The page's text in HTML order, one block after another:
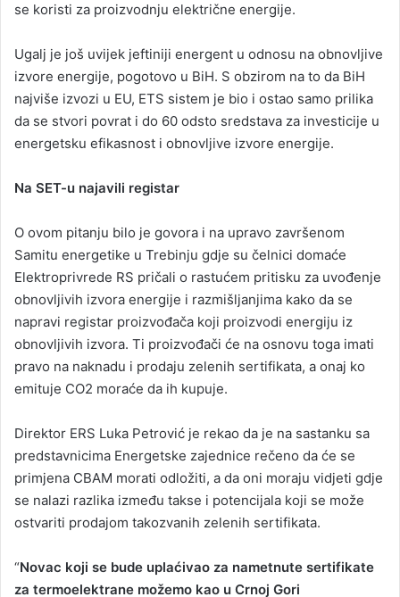
se koristi za proizvodnju električne energije.
Ugalj je još uvijek jeftiniji energent u odnosu na obnovljive
izvore energije, pogotovo u BiH. S obzirom na to da BiH
najviše izvozi u EU, ETS sistem je bio i ostao samo prilika
da se stvori povrat i do 60 odsto sredstava za investicije u
energetsku efikasnost i obnovljive izvore energije.
Na SET-u najavili registar
O ovom pitanju bilo je govora i na upravo završenom
Samitu energetike u Trebinju gdje su čelnici domaće
Elektroprivrede RS pričali o rastućem pritisku za uvođenje
obnovljivih izvora energije i razmišljanjima kako da se
napravi registar proizvođača koji proizvodi energiju iz
obnovljivih izvora. Ti proizvođači će na osnovu toga imati
pravo na naknadu i prodaju zelenih sertifikata, a onaj ko
emituje CO2 moraće da ih kupuje.
Direktor ERS Luka Petrović je rekao da je na sastanku sa
predstavnicima Energetske zajednice rečeno da će se
primjena CBAM morati odložiti, a da oni moraju vidjeti gdje
se nalazi razlika između takse i potencijala koji se može
ostvariti prodajom takozvanih zelenih sertifikata.
“Novac koji se bude uplaćivao za nametnute sertifikate
za termoelektrane možemo kao u Crnoj Gori